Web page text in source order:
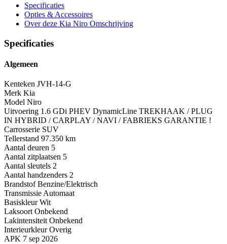
Specificaties
Opties & Accessoires
Over deze Kia Niro Omschrijving
Specificaties
Algemeen
Kenteken JVH-14-G
Merk Kia
Model Niro
Uitvoering 1.6 GDi PHEV DynamicLine TREKHAAK / PLUG
IN HYBRID / CARPLAY / NAVI / FABRIEKS GARANTIE !
Carrosserie SUV
Tellerstand 97.350 km
Aantal deuren 5
Aantal zitplaatsen 5
Aantal sleutels 2
Aantal handzenders 2
Brandstof Benzine/Elektrisch
Transmissie Automaat
Basiskleur Wit
Laksoort Onbekend
Lakintensiteit Onbekend
Interieurkleur Overig
APK 7 sep 2026